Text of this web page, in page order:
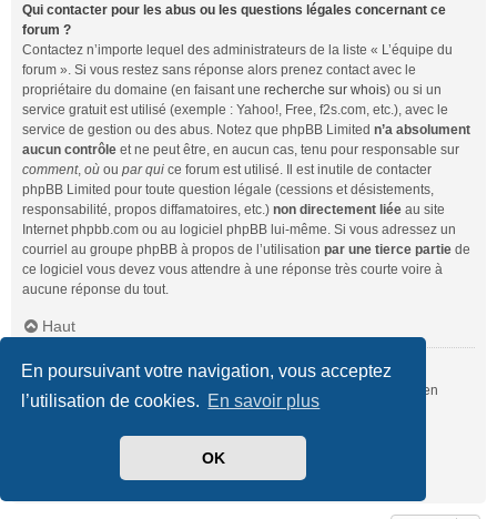
En poursuivant votre navigation, vous acceptez
l’utilisation de cookies. En savoir plus
OK
Qui contacter pour les abus ou les questions légales concernant ce
forum ?
Contactez n’importe lequel des administrateurs de la liste « L’équipe du
forum ». Si vous restez sans réponse alors prenez contact avec le
propriétaire du domaine (en faisant une recherche sur whois) ou si un
service gratuit est utilisé (exemple : Yahoo!, Free, f2s.com, etc.), avec le
service de gestion ou des abus. Notez que phpBB Limited n’a absolument
aucun contrôle et ne peut être, en aucun cas, tenu pour responsable sur
comment, où ou par qui ce forum est utilisé. Il est inutile de contacter
phpBB Limited pour toute question légale (cessions et désistements,
responsabilité, propos diffamatoires, etc.) non directement liée au site
Internet phpbb.com ou au logiciel phpBB lui-même. Si vous adressez un
courriel au groupe phpBB à propos de l’utilisation par une tierce partie de
ce logiciel vous devez vous attendre à une réponse très courte voire à
aucune réponse du tout.
Haut
Comment puis-je contacter un administrateur du forum ?
Pour l’ensemble des utilisateurs du forum, vous pouvez utiliser le lien
« Nous contacter », si ce dernier a été activé par un administrateur.